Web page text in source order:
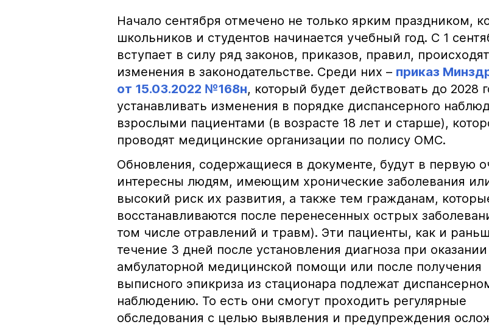
Начало сентября отмечено не только ярким праздником,
школьников и студентов начинается учебный год. С 1
вступает в силу ряд законов, приказов, правил, происходят
изменения в законодательстве. Среди них – приказ
от 15.03.2022 №168н, который будет действовать до 2028
устанавливать изменения в порядке диспансерного
взрослыми пациентами (в возрасте 18 лет и старше),
проводят медицинские организации по полису ОМС.
Обновления, содержащиеся в документе, будут в первую
интересны людям, имеющим хронические заболевания
высокий риск их развития, а также тем гражданам,
восстанавливаются после перенесенных острых
том числе отравлений и травм). Эти пациенты, как и
течение 3 дней после установления диагноза при оказании
амбулаторной медицинской помощи или после получения
выписного эпикриза из стационара подлежат
наблюдению. То есть они смогут проходить регулярные
обследования с целью выявления и предупреждения